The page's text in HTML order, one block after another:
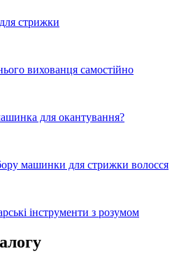
стрижки
вихованця самостійно
для окантування?
машинки для стрижки волосся
інструменти з розумом